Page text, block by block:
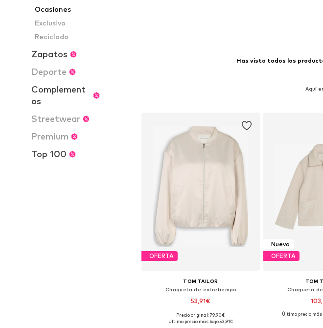
Ocasiones
Exclusivo
Reciclado
Zapatos
Deporte
Complement
os
Streetwear
Premium
Top 100
Has visto todos los
Aquí
OFERTA
TOM TAILOR
Chaqueta de entretiempo
53,91€
Tallas disponibles: XS, S, M, L, XL, XXL
Precio original: 79,90€
Último precio más bajo:53,91€
Nuevo
OFERTA
TOM
Chaqueta
Tallas disponibles:
Último precio más